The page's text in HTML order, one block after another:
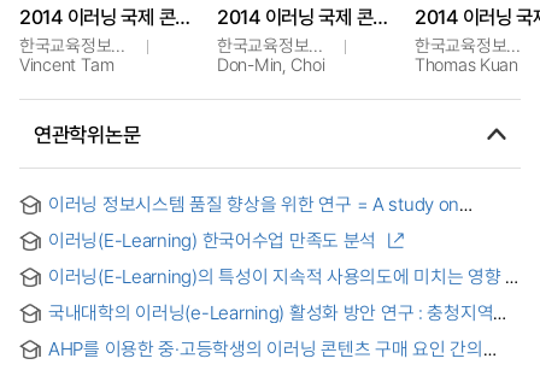
2014 이러닝 국제 콘퍼런스 : Developing the PETAL e-Learning Platform~
한국교육정보진흥협회
Vincent Tam
2014 이러닝 국제 콘퍼런스: Analysis of e-Learning Program Management for Adults in Korea
한국교육정보진흥협회
Don-Min, Choi
한국교육정보진흥협회
Thomas Kuan
연관학위논문
이러닝 정보시스템 품질 향상을 위한 연구 = A study on
이러닝(E-Learning) 한국어수업 만족도 분석
이러닝(E-Learning)의 특성이 지속적 사용의도에 미치는 영향 :
중심으로 = The Effects of Factors on the Intention to
Continued Use of E-Learning : Focusing on the mediating
effect of immersion and the moderating effect of
국내대학의 이러닝(e-Learning) 활성화 방안 연구 : 충청지역을
programs of E-Learning among colleges and universities :
AHP를 이용한 중·고등학생의 이러닝 콘텐츠 구매 요인 간의